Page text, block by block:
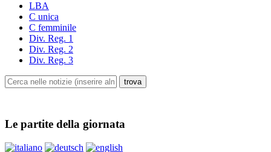
LBA
C unica
C femminile
Div. Reg. 1
Div. Reg. 2
Div. Reg. 3
Le partite della giornata